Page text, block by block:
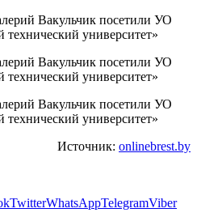
Источник: onlinebrest.by
TwitterWhatsAppTelegramViber